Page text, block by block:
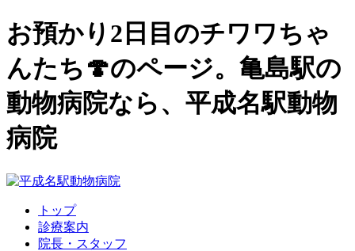
お預かり2日目のチワワちゃ
んたち🍄のページ。亀島駅の
動物病院なら、平成名駅動物
病院
トップ
診療案内
院長・スタッフ